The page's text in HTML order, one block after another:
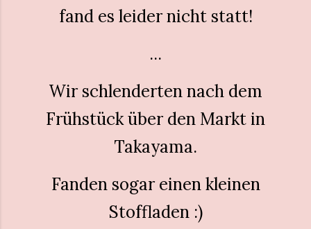
fand es leider nicht statt!
...
Wir schlenderten nach dem
Frühstück über den Markt in
Takayama.
Fanden sogar einen kleinen
Stoffladen :)